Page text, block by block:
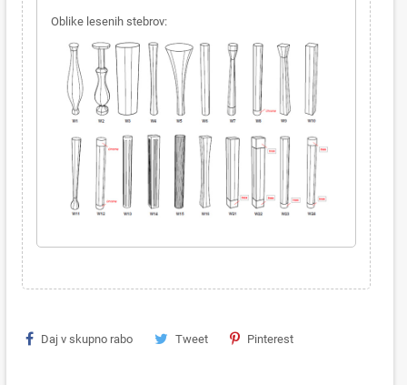
Oblike lesenih stebrov:
Daj v skupno rabo Tweet Pinterest